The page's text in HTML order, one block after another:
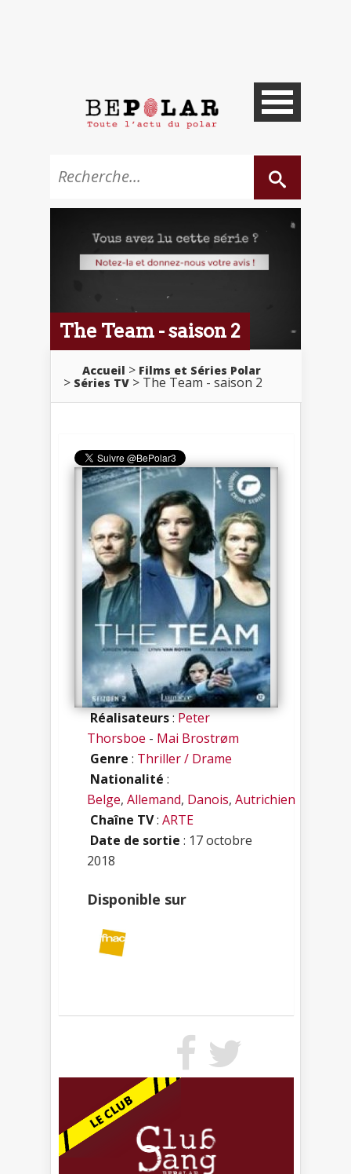
The Team - saison 2
Accueil
Films et Séries Polar
Séries TV
The Team - saison 2
Réalisateurs:Peter
Thorsboe - Mai Brostrøm
Genre : Thriller / Drame
Nationalité :
Belge, Allemand, Danois, Autrichien
Chaîne TV: ARTE
Date de sortie : 17 octobre
2018
Disponible sur